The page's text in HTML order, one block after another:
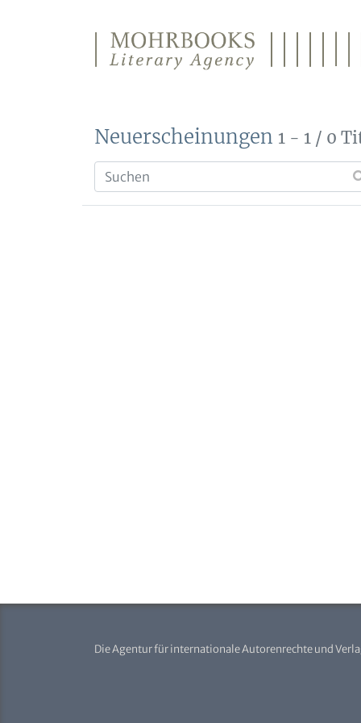
Neuerscheinungen 1 - 1 / 0
Die Agentur für internationale Autorenrechte und